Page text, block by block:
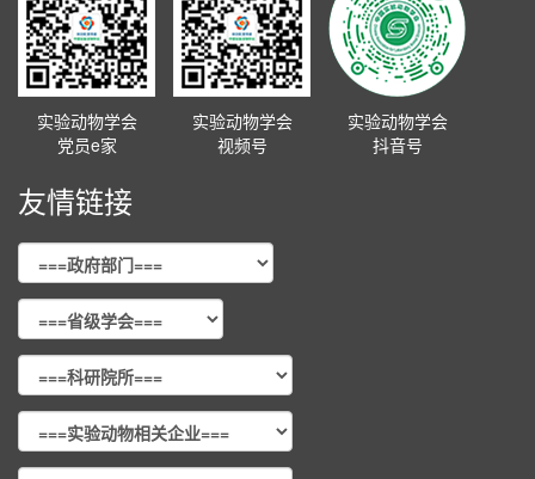
实验动物学会
党员e家
实验动物学会
视频号
实验动物学会
抖音号
友情链接